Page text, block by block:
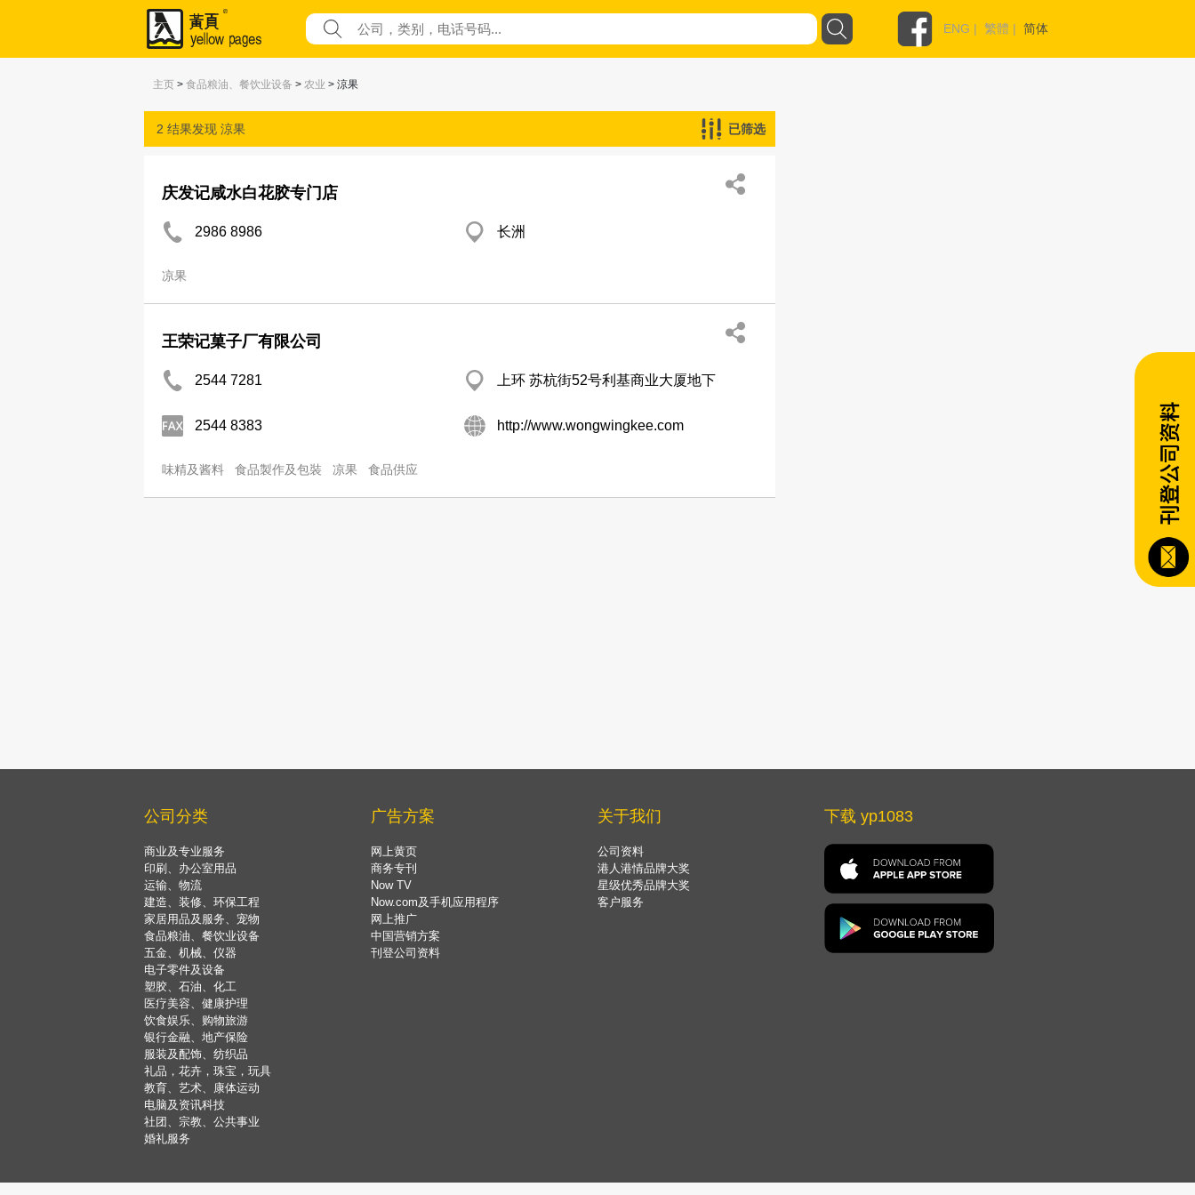
ENG | 繁體 | 简体
主页 > 食品粮油、餐饮业设备 > 农业 > 涼果
2 结果发现 涼果 已筛选
庆发记咸水白花胶专门店
2986 8986 长洲
凉果
王荣记菓子厂有限公司
2544 7281 上环 苏杭街52号利基商业大厦地下
2544 8383 http://www.wongwingkee.com
味精及酱料 食品製作及包裝 凉果 食品供应
公司分类
商业及专业服务
印刷、办公室用品
运输、物流
建造、装修、环保工程
家居用品及服务、宠物
食品粮油、餐饮业设备
五金、机械、仪器
电子零件及设备
塑胶、石油、化工
医疗美容、健康护理
饮食娱乐、购物旅游
银行金融、地产保险
服装及配饰、纺织品
礼品，花卉，珠宝，玩具
教育、艺术、康体运动
电脑及资讯科技
社团、宗教、公共事业
婚礼服务
广告方案
网上黄页
商务专刊
Now TV
Now.com及手机应用程序
网上推广
中国营销方案
刊登公司资料
关于我们
公司资料
港人港情品牌大奖
星级优秀品牌大奖
客户服务
下载 yp1083